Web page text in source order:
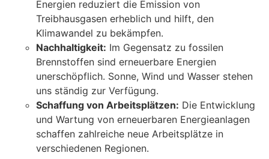
Energien reduziert die Emission von
Treibhausgasen erheblich und hilft, den
Klimawandel zu bekämpfen.
Nachhaltigkeit: Im Gegensatz zu fossilen
Brennstoffen sind erneuerbare Energien
unerschöpflich. Sonne, Wind und Wasser stehen
uns ständig zur Verfügung.
Schaffung von Arbeitsplätzen: Die Entwicklung
und Wartung von erneuerbaren Energieanlagen
schaffen zahlreiche neue Arbeitsplätze in
verschiedenen Regionen.